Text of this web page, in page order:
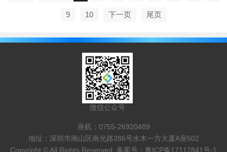
9 10 下一页 尾页
微信公众号
座机：0755-26920489
地址：深圳市南山区南光路286号水木一方大厦A座502
Copyright © All Rights Reserved. 备案号： 粤ICP备17112841号-1